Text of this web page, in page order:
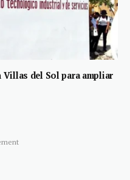
Villas del Sol para ampliar